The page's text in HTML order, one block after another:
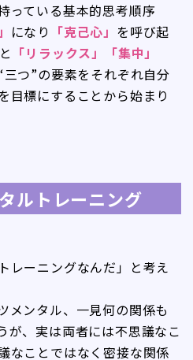
っている基本的思考順序
になり 「克己心」 を呼び起
「リラックス」「集中」
三つ”の要素をそれぞれ自分
目標にすることから始まり
ルトレーニング
レーニングなんだ」と考え
メンタル、一見何の関係も
が、実は両者には不思議なこ
なことではなく密接な関係